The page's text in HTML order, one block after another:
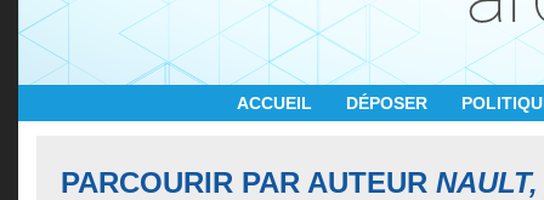
ACCUEIL DÉPOSER
PARCOURIR PAR AUTEUR